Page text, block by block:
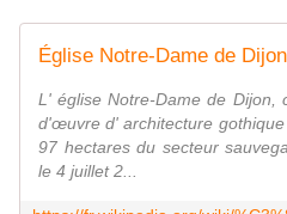
Église Notre-Dame de Dijon
L' église Notre-Dame de Dijon,
d'œuvre d' architecture
97 hectares du secteur
le 4 juillet 2...